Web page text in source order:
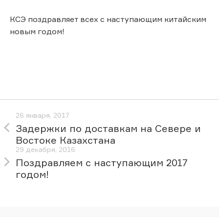
КСЭ поздравляет всех с наступающим китайским
новым годом!
26 января, 2017
Задержки по доставкам на Севере и
Востоке Казахстана
29 декабря, 2016
Поздравляем с наступающим 2017
годом!